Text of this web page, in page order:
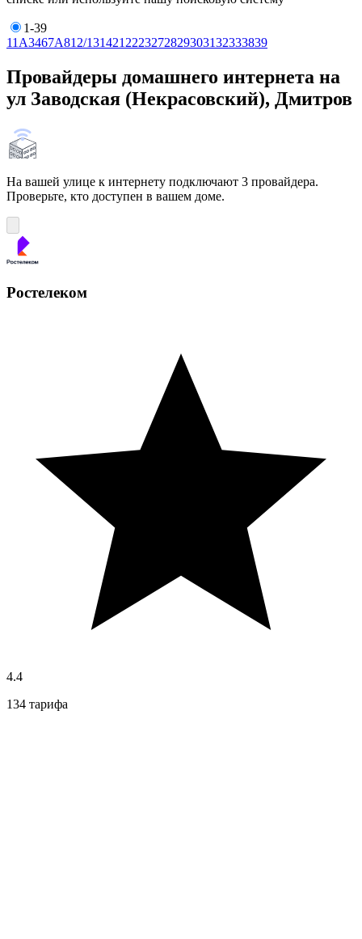
1-39
11А3467А812/131421 2223272829303132333839
Провайдеры домашнего интернета на
ул Заводская (Некрасовский), Дмитров
На вашей улице к интернету подключают 3 провайдера.
Проверьте, кто доступен в вашем доме.
Ростелеком
4.4
134 тарифа